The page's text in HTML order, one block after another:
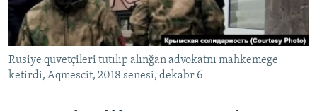
Русский
Українською
Rusiye quvetçileri tutılıp alınğan advokatnı mahkemege
ketirdi, Aqmescit, 2018 senesi, dekabr 6